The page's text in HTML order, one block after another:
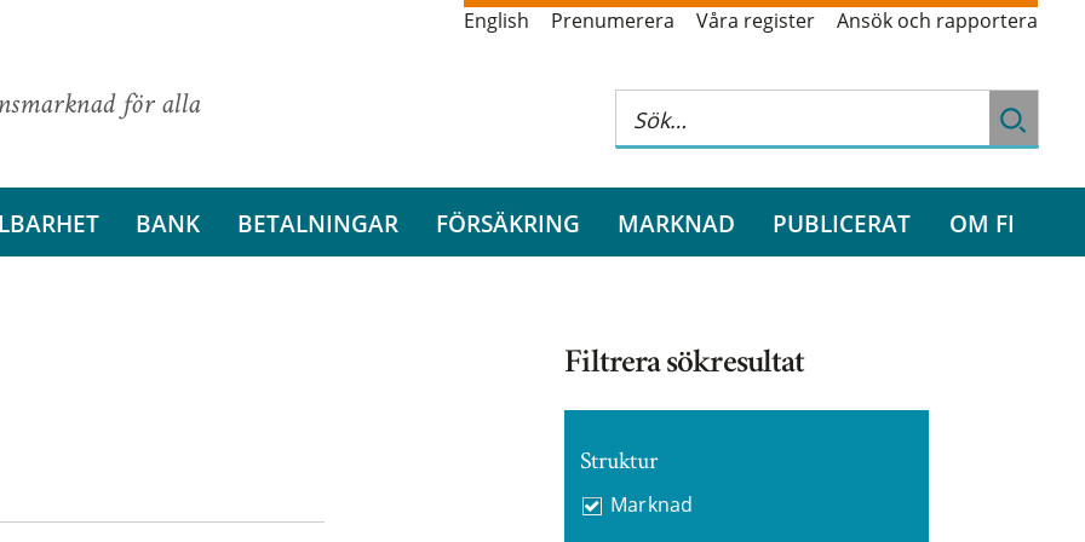
för alla
English Prenumerera Våra register Ansök och rapportera
BANK BETALNINGAR FÖRSÄKRING MARKNAD PUBLICERAT OM FI
Filtrera sökresultat
Struktur
Marknad